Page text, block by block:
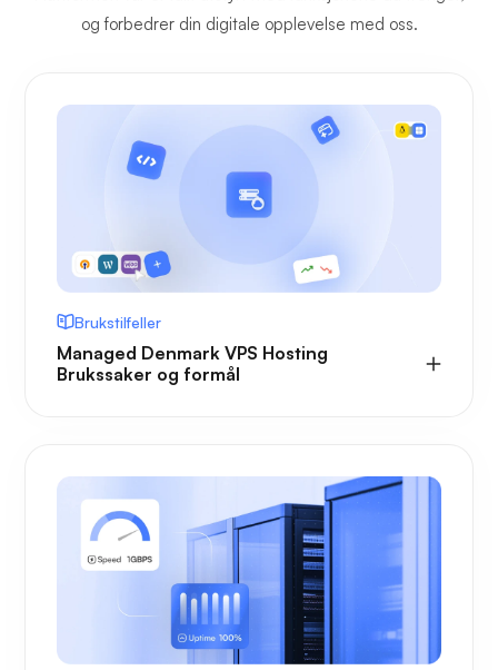
og forbedrer din digitale opplevelse med oss.
Brukstilfeller
Managed Denmark VPS Hosting
Brukssaker og formål